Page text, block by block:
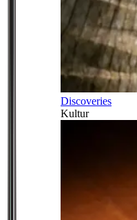
Discoveries
Kultur